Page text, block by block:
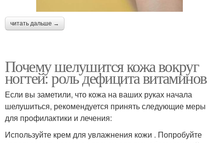
читать дальше →
Почему шелушится кожа вокруг
ногтей: роль дефицита витаминов
Если вы заметили, что кожа на ваших руках начала
шелушиться, рекомендуется принять следующие меры
для профилактики и лечения:
Используйте крем для увлажнения кожи . Попробуйте